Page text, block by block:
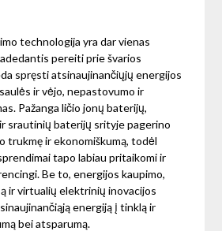
technologija yra dar vienas
pereiti prie švarios
spręsti atsinaujinančiųjų energijos
ir vėjo, nepastovumo ir
Pažanga ličio jonų baterijų,
srautinių baterijų srityje pagerino
trukmę ir ekonomiškumą, todėl
tapo labiau pritaikomi ir
Be to, energijos kaupimo,
ir virtualių elektrinių inovacijos
energiją į tinklą ir
bei atsparumą.